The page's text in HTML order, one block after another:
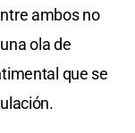
ambos no
ola de
que se